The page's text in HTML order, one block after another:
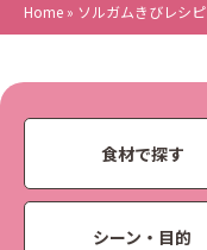
Home » ソルガムきびレシピ
食材で探す
シーン・目的